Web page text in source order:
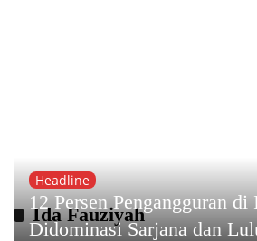
Ida Fauziyah
Headline
12 Persen Pengangguran di
Didominasi Sarjana dan